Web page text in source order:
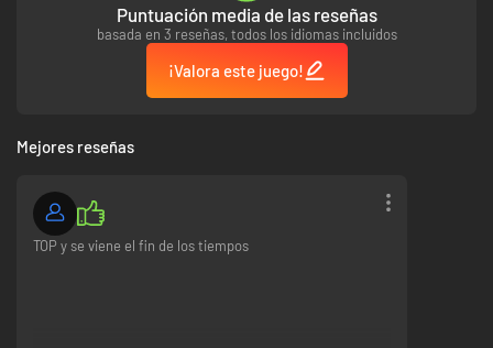
Puntuación media de las reseñas
basada en 3 reseñas, todos los idiomas incluidos
¡Valora este juego!
Mejores reseñas
TOP y se viene el fin de los tiempos